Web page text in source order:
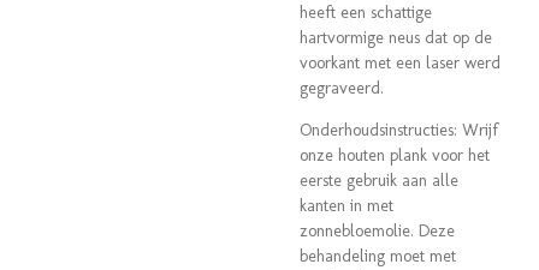
heeft een schattige
hartvormige neus dat op de
voorkant met een laser werd
gegraveerd.
Onderhoudsinstructies: Wrijf
onze houten plank voor het
eerste gebruik aan alle
kanten in met
zonnebloemolie. Deze
behandeling moet met